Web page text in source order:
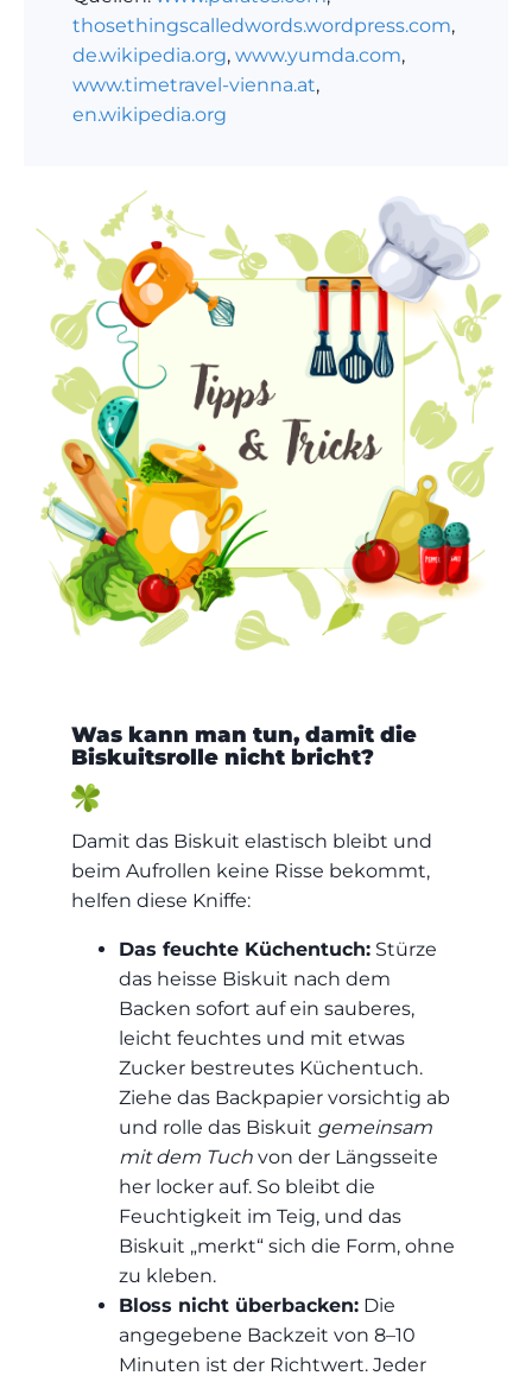
thosethingscalledwords.wordpress.com,
de.wikipedia.org, www.yumda.com,
www.timetravel-vienna.at,
en.wikipedia.org
Was kann man tun, damit die
Biskuitsrolle nicht bricht?
Damit das Biskuit elastisch bleibt und
beim Aufrollen keine Risse bekommt,
helfen diese Kniffe:
Das feuchte Küchentuch: Stürze
das heisse Biskuit nach dem
Backen sofort auf ein sauberes,
leicht feuchtes und mit etwas
Zucker bestreutes Küchentuch.
Ziehe das Backpapier vorsichtig ab
und rolle das Biskuit gemeinsam
mit dem Tuch von der Längsseite
her locker auf. So bleibt die
Feuchtigkeit im Teig, und das
Biskuit „merkt“ sich die Form, ohne
zu kleben.
Bloss nicht überbacken: Die
angegebene Backzeit von 8–10
Minuten ist der Richtwert. Jeder